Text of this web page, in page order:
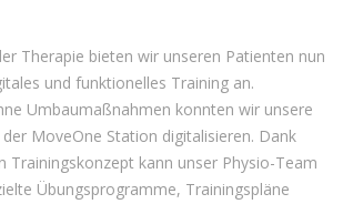
Therapie bieten wir unseren Patienten nun
und funktionelles Training an.
Umbaumaßnahmen konnten wir unsere
MoveOne Station digitalisieren. Dank
Trainingskonzept kann unser Physio-Team
Übungsprogramme, Trainingspläne